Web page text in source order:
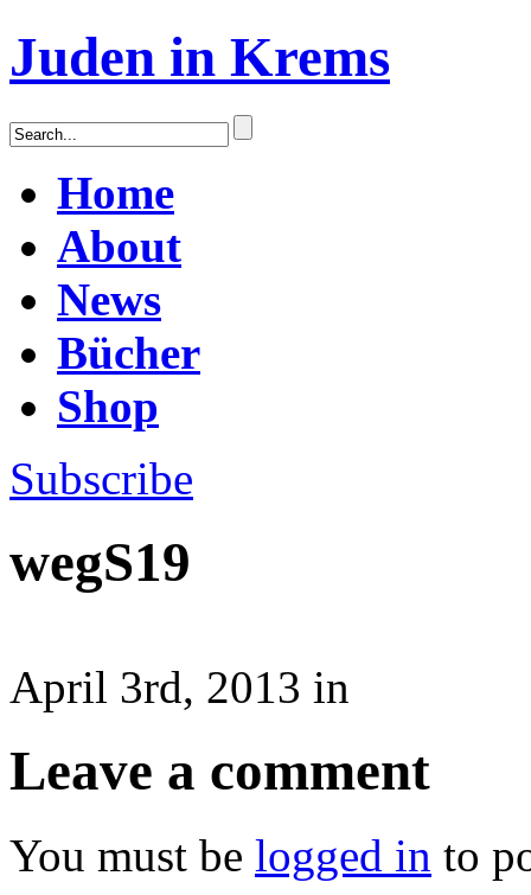
Juden in Krems
Home
About
News
Bücher
Shop
Subscribe
wegS19
April 3rd, 2013 in
Leave a comment
You must be logged in to